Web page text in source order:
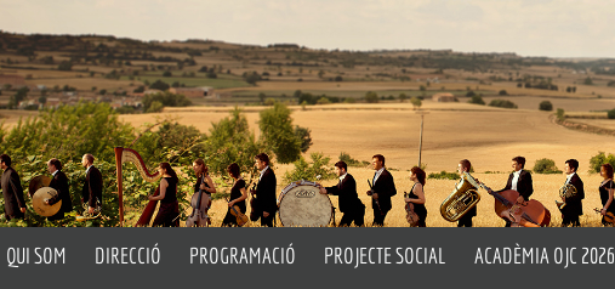
QUI SOM DIRECCIÓ PROGRAMACIÓ PROJECTE SOCIAL ACADÈMIA OJC 2026